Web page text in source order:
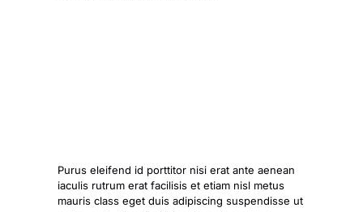
Purus eleifend id porttitor nisi erat ante aenean
iaculis rutrum erat facilisis et etiam nisl metus
mauris class eget duis adipiscing suspendisse ut